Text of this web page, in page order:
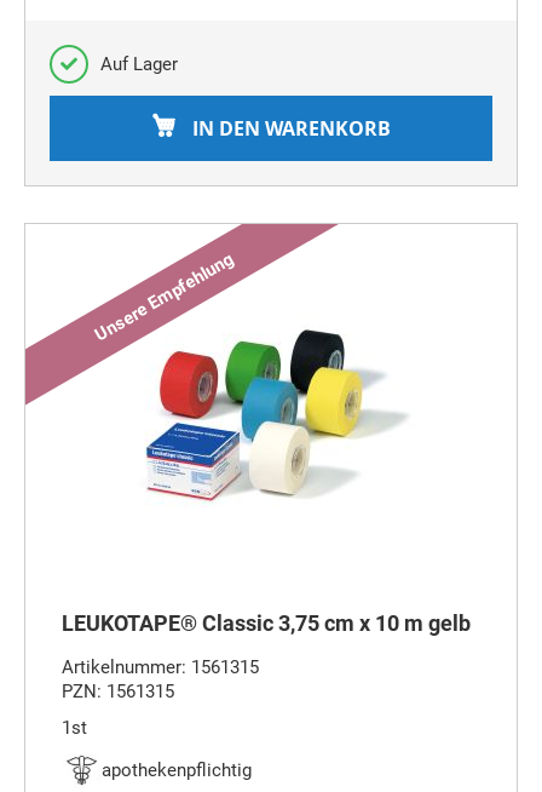
Auf Lager
IN DEN WARENKORB
LEUKOTAPE® Classic 3,75 cm x 10 m gelb
Artikelnummer: 1561315
PZN: 1561315
1st
apothekenpflichtig